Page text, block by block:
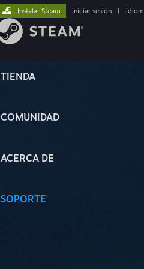
TIENDA
COMUNIDAD
ACERCA DE
SOPORTE
Instalar Steam iniciar sesión